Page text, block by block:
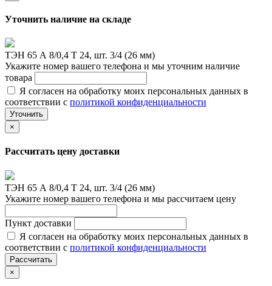
Уточнить наличие на складе
ТЭН 65 А 8/0,4 Т 24, шт. 3/4 (26 мм)
Укажите номер вашего телефона и мы уточним наличие
товара
Я согласен на обработку моих персональных данных в
соответствии с политикой конфиденциальности
Уточнить
×
Рассчитать цену доставки
ТЭН 65 А 8/0,4 Т 24, шт. 3/4 (26 мм)
Укажите номер вашего телефона и мы рассчитаем цену
Пункт доставки
Я согласен на обработку моих персональных данных в
соответствии с политикой конфиденциальности
Рассчитать
×